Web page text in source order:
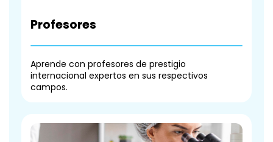
Profesores
Aprende con profesores de prestigio
internacional expertos en sus respectivos
campos.